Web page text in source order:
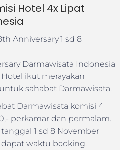
Hotel 4x Lipat
Anniversary 1 sd 8
Darmawisata Indonesia
ikut merayakan
sahabat Darmawisata.
Darmawisata komisi 4
perkamar dan permalam.
1 sd 8 November
waktu booking.